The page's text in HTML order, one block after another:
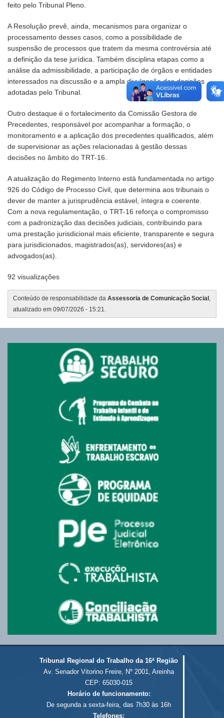
feito pelo Tribunal Pleno.
A Resolução prevê, ainda, mecanismos para organizar o
processamento desses casos, como a possibilidade de
suspensão de processos que tratem da mesma controvérsia até
a definição da tese jurídica. Também disciplina etapas como a
análise da admissibilidade, a participação de órgãos e entidades
interessados na discussão e a ampla divulgação das decisões
adotadas pelo Tribunal.
Outro destaque é o fortalecimento da Comissão Gestora de
Precedentes, responsável por acompanhar a formação, o
monitoramento e a aplicação dos precedentes qualificados, além
de supervisionar as ações relacionadas à gestão dessas
decisões no âmbito do TRT-16.
A atualização do Regimento Interno está fundamentada no artigo
926 do Código de Processo Civil, que determina aos tribunais o
dever de manter a jurisprudência estável, íntegra e coerente.
Com a nova regulamentação, o TRT-16 reforça o compromisso
com a padronização das decisões judiciais, contribuindo para
uma prestação jurisdicional mais eficiente, transparente e segura
para jurisdicionados, magistrados(as), servidores(as) e
advogados(as).
92 visualizações
Conteúdo de responsabilidade da Assessoria de Comunicação Social ,
atualizado em 09/07/2026 - 15:21.
Tribunal Regional do Trabalho da 16ª Região
Av. Senador Vitorino Freire, Nº 2001, Areinha
CEP: 65030-015
Horário de funcionamento:
De segunda a sexta-feira, das 7h30 às 16h
Telefones: